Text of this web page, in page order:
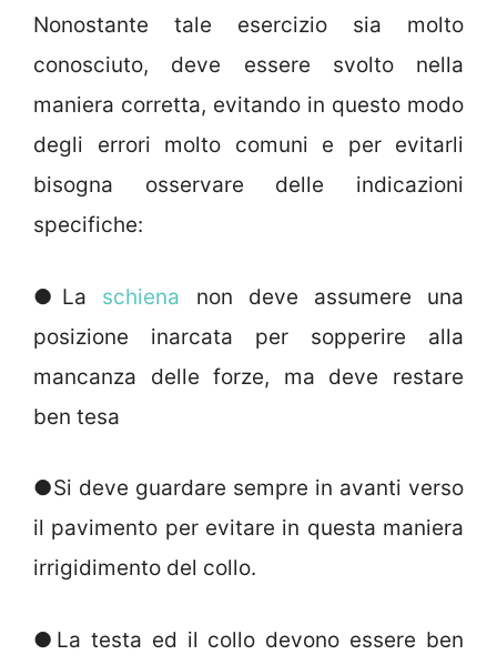
Nonostante tale esercizio sia molto
conosciuto, deve essere svolto nella
maniera corretta, evitando in questo modo
degli errori molto comuni e per evitarli
bisogna osservare delle indicazioni
specifiche:
●La schiena non deve assumere una
posizione inarcata per sopperire alla
mancanza delle forze, ma deve restare
ben tesa
●Si deve guardare sempre in avanti verso
il pavimento per evitare in questa maniera
irrigidimento del collo.
●La testa ed il collo devono essere ben